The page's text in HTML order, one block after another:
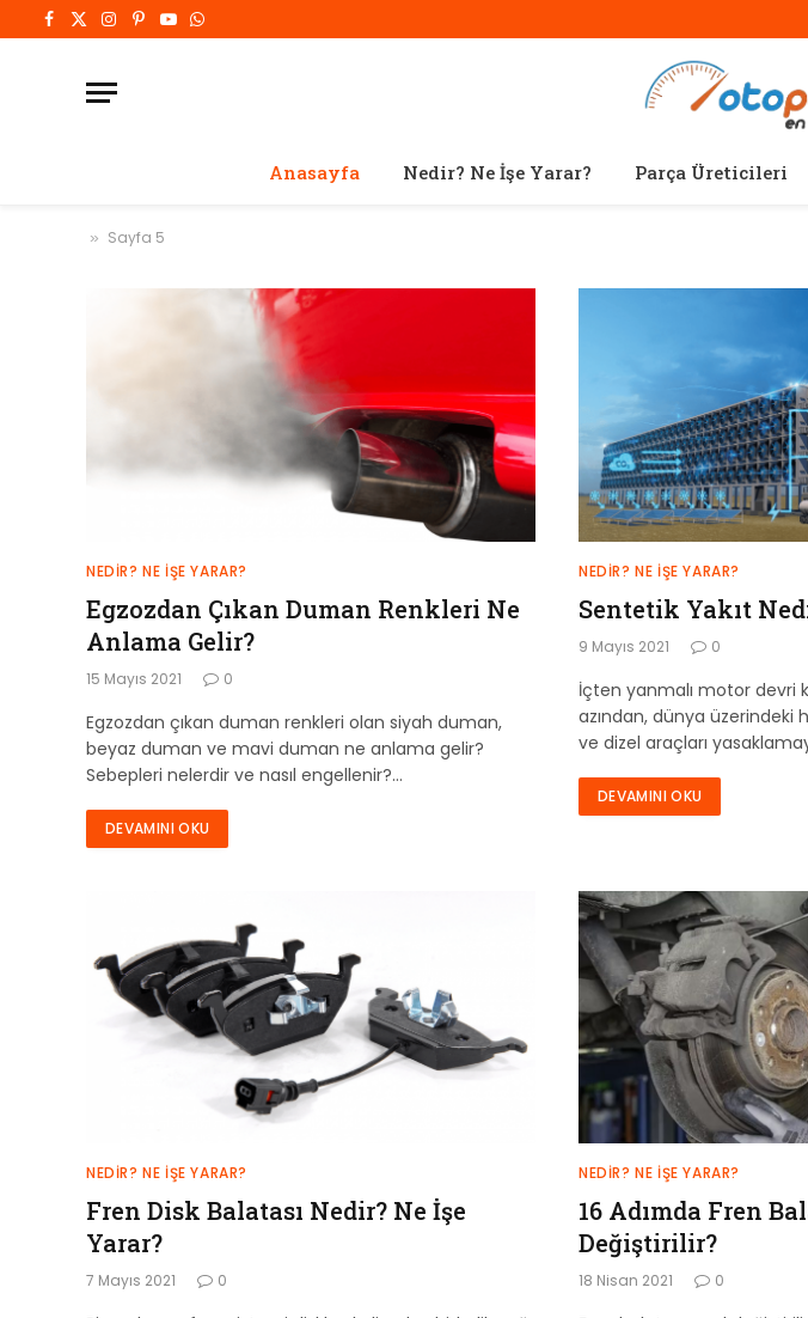
Facebook
X
Instagram
Pinterest'in
YoutubeWhatsApp
Anasayfa Nedir? Ne İşe Yarar? Parça Üreticileri
» Sayfa 5
NEDIR? NE İŞE YARAR?
Egzozdan Çıkan Duman Renkleri Ne
Anlama Gelir?
15 Mayıs 2021 0
Egzozdan çıkan duman renkleri olan siyah duman,
beyaz duman ve mavi duman ne anlama gelir?
Sebepleri nelerdir ve nasıl engellenir?…
DEVAMINI OKU
NEDIR? NE İŞE YARAR?
Sentetik Yakıt
9 Mayıs 2021 0
İçten yanmalı motor devri
azından, dünya
ve dizel araçları
DEVAMINI OKU
NEDIR? NE İŞE YARAR?
Fren Disk Balatası Nedir? Ne İşe
Yarar?
7 Mayıs 2021 0
NEDIR? NE İŞE YARAR?
16 Adımda Fren
Değiştirilir?
18 Nisan 2021 0